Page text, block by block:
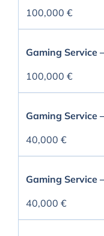
100,000 €
Gaming Service
100,000 €
Gaming Service
40,000 €
Gaming Service
40,000 €